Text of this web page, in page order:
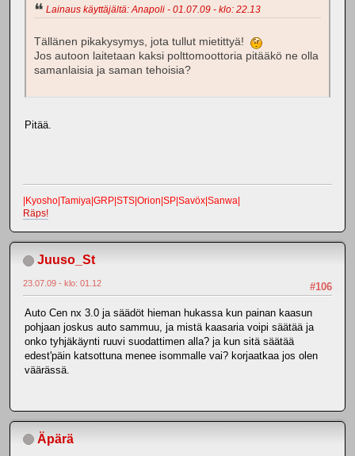
Lainaus käyttäjältä: Anapoli - 01.07.09 - klo: 22.13
Tällänen pikakysymys, jota tullut mietittyä!
Jos autoon laitetaan kaksi polttomoottoria pitääkö ne olla
samanlaisia ja saman tehoisia?
Pitää.
|Kyosho|Tamiya|GRP|STS|Orion|SP|Savöx|Sanwa|
Räps!
Juuso_St
#106
23.07.09 - klo: 01.12
Auto Cen nx 3.0 ja säädöt hieman hukassa kun painan kaasun
pohjaan joskus auto sammuu, ja mistä kaasaria voipi säätää ja
onko tyhjäkäynti ruuvi suodattimen alla? ja kun sitä säätää
edest'päin katsottuna menee isommalle vai? korjaatkaa jos olen
väärässä.
Äpärä